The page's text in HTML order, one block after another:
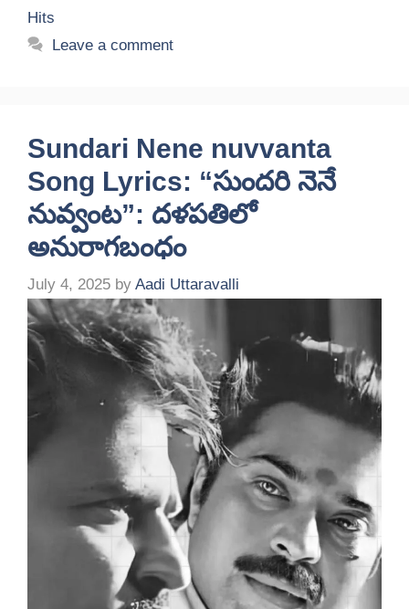
Hits
Leave a comment
Sundari Nene nuvvanta
Song Lyrics: “సుందరి నెనే
నువ్వంట”: దళపతిలో
అనురాగబంధం
July 4, 2025 by Aadi Uttaravalli